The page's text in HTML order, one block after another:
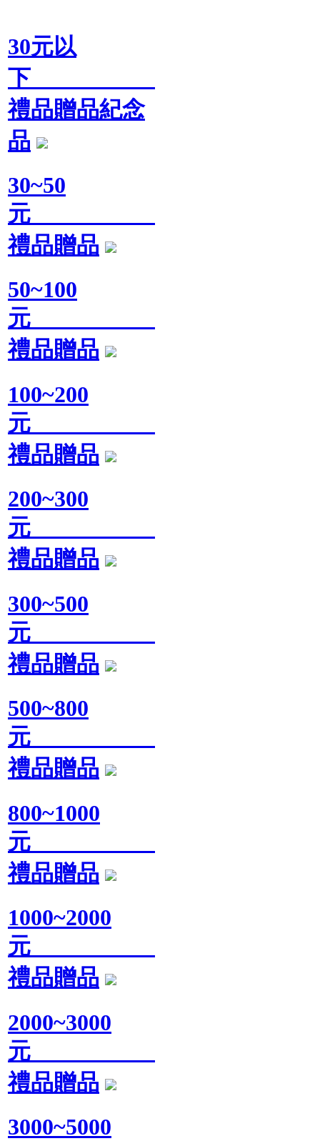
30元以
下
禮品贈品紀念
品
30~50
元
禮品贈品
50~100
元
禮品贈品
100~200
元
禮品贈品
200~300
元
禮品贈品
300~500
元
禮品贈品
500~800
元
禮品贈品
800~1000
元
禮品贈品
1000~2000
元
禮品贈品
2000~3000
元
禮品贈品
3000~5000